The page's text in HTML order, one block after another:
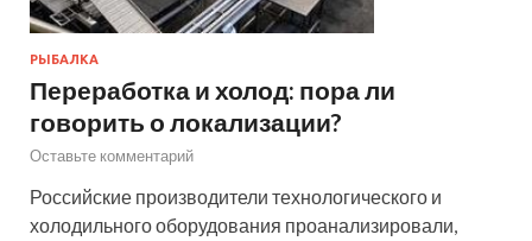
РЫБАЛКА
Переработка и холод: пора ли
говорить о локализации?
Оставьте комментарий
Российские производители технологического и
холодильного оборудования проанализировали,